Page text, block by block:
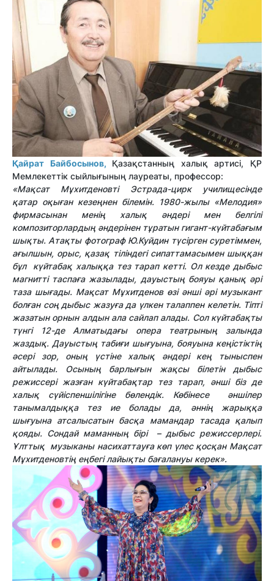
Қайрат Байбосынов,
Қазақстанның халық артисі, ҚР
Мемлекеттік сыйлығының лауреаты, профессор:
«Мақсат Мұхитденовті Эстрада-цирк училищесінде
қатар оқыған кезеңнен білемін. 1980-жылы «Мелодия»
фирмасынан менің халық әндері мен белгілі
композиторлардың әндерінен тұратын гигант-күйтабағым
шықты. Атақты фотограф Ю.Куйдин түсірген суретіммен,
ағылшын, орыс, қазақ тіліндегі сипаттамасымен шыққан
бұл күйтабақ халыққа тез тарап кетті. Ол кезде дыбыс
магнитті таспаға жазылады, дауыстың бояуы қанық әрі
таза шығады. Мақсат Мұхитденов өзі әнші әрі музыкант
болған соң дыбыс жазуға да үлкен талаппен келетін. Тіпті
жазатын орнын алдын ала сайлап алады. Сол күйтабақты
түнгі 12-де Алматыдағы опера театрының залында
жаздық. Дауыстың табиғи шығуына, бояуына кеңістіктің
әсері зор, оның үстіне халық әндері кең тыныспен
айтылады. Осының барлығын жақсы білетін дыбыс
режиссері жазған күйтабақтар тез тарап, әнші біз де
халық сүйіспеншілігіне бөлендік. Көбінесе әншілер
танымалдыққа тез ие болады да, әннің жарыққа
шығуына атсалысатын басқа мамандар тасада қалып
қояды. Сондай маманның бірі – дыбыс режиссерлері.
Ұлттық музыканы насихаттауға көп үлес қосқан Мақсат
Мұхитденовтің еңбегі лайықты бағалануы керек».